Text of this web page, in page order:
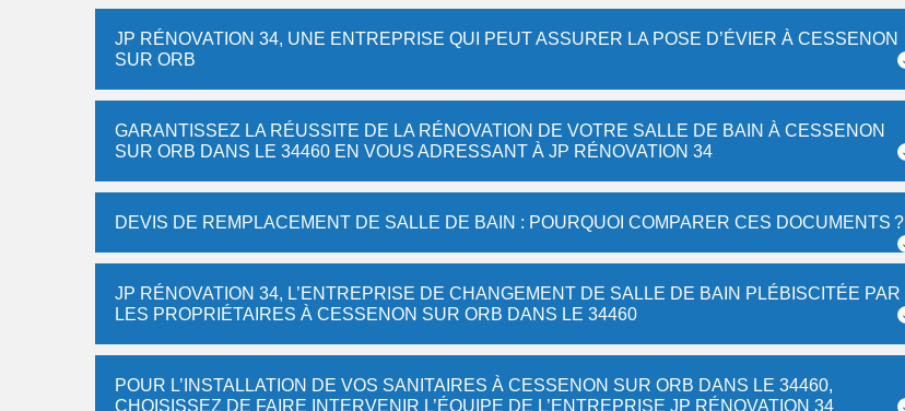
JP RÉNOVATION 34, UNE ENTREPRISE QUI PEUT ASSURER LA POSE D’ÉVIER À CESSENON
SUR ORB
GARANTISSEZ LA RÉUSSITE DE LA RÉNOVATION DE VOTRE SALLE DE BAIN À CESSENON
SUR ORB DANS LE 34460 EN VOUS ADRESSANT À JP RÉNOVATION 34
DEVIS DE REMPLACEMENT DE SALLE DE BAIN : POURQUOI COMPARER CES DOCUMENTS ?
JP RÉNOVATION 34, L’ENTREPRISE DE CHANGEMENT DE SALLE DE BAIN PLÉBISCITÉE PAR
LES PROPRIÉTAIRES À CESSENON SUR ORB DANS LE 34460
POUR L’INSTALLATION DE VOS SANITAIRES À CESSENON SUR ORB DANS LE 34460,
CHOISISSEZ DE FAIRE INTERVENIR L’ÉQUIPE DE L’ENTREPRISE JP RÉNOVATION 34